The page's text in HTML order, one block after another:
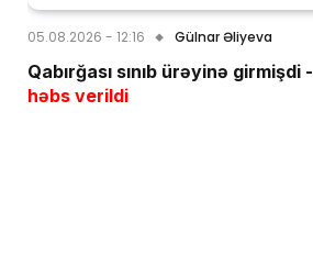
05.08.2026 - 12:16 Gülnar Əliyeva
Qabırğası sınıb ürəyinə girmişdi -
həbs verildi